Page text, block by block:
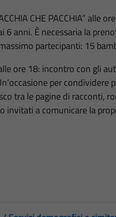
CHE PACCHIA” alle
6 anni. È necessaria la
partecipanti: 15
ore 18: incontro con gli
per condividere
tra le pagine di racconti,
invitati a comunicare la